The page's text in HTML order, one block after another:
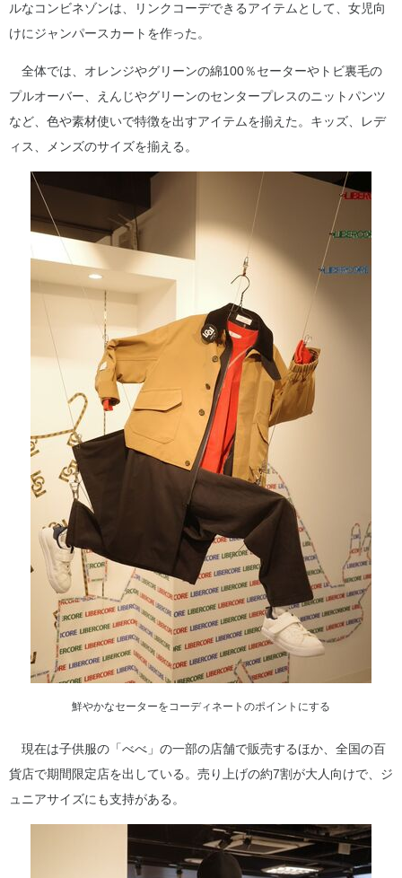
ルなコンビネゾンは、リンクコーデできるアイテムとして、女児向
けにジャンパースカートを作った。
全体では、オレンジやグリーンの綿100％セーターやトビ裏毛の
プルオーバー、えんじやグリーンのセンタープレスのニットパンツ
など、色や素材使いで特徴を出すアイテムを揃えた。キッズ、レデ
ィス、メンズのサイズを揃える。
鮮やかなセーターをコーディネートのポイントにする
現在は子供服の「べべ」の一部の店舗で販売するほか、全国の百
貨店で期間限定店を出している。売り上げの約7割が大人向けで、ジ
ュニアサイズにも支持がある。